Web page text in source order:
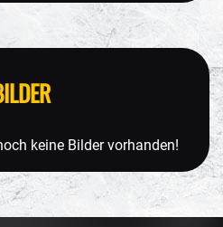
keine Bilder vorhanden!